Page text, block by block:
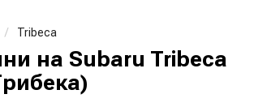
Tribeca
на Subaru Tribeca